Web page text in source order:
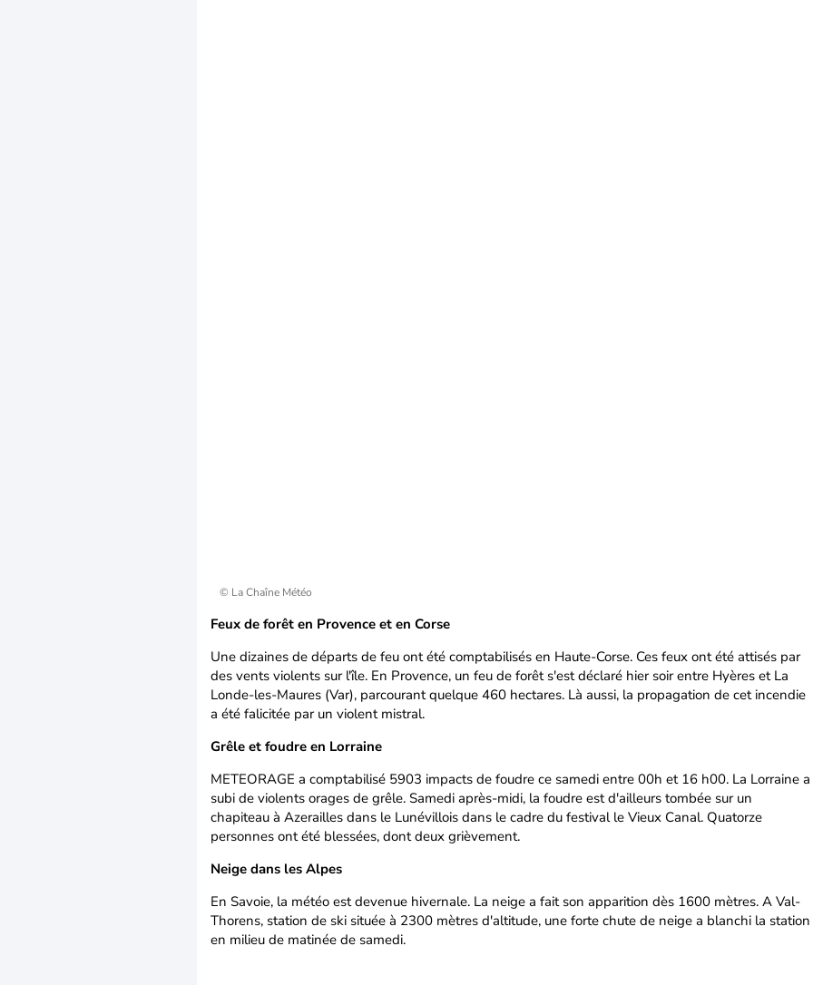
© La Chaîne Météo
Feux de forêt en Provence et en Corse
Une dizaines de départs de feu ont été comptabilisés en Haute-Corse. Ces feux ont été attisés par
des vents violents sur l'île. En Provence, un feu de forêt s'est déclaré hier soir entre Hyères et La
Londe-les-Maures (Var), parcourant quelque 460 hectares. Là aussi, la propagation de cet incendie
a été falicitée par un violent mistral.
Grêle et foudre en Lorraine
METEORAGE a comptabilisé 5903 impacts de foudre ce samedi entre 00h et 16 h00. La Lorraine a
subi de violents orages de grêle. Samedi après-midi, la foudre est d'ailleurs tombée sur un
chapiteau à Azerailles dans le Lunévillois dans le cadre du festival le Vieux Canal. Quatorze
personnes ont été blessées, dont deux grièvement.
Neige dans les Alpes
En Savoie, la météo est devenue hivernale. La neige a fait son apparition dès 1600 mètres. A Val-
Thorens, station de ski située à 2300 mètres d'altitude, une forte chute de neige a blanchi la station
en milieu de matinée de samedi.